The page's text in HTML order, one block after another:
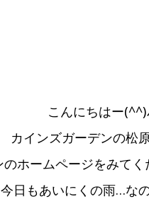
こんにちはー(^^)
カインズガーデンの松
ホームページをみて
今日もあいにくの雨…な